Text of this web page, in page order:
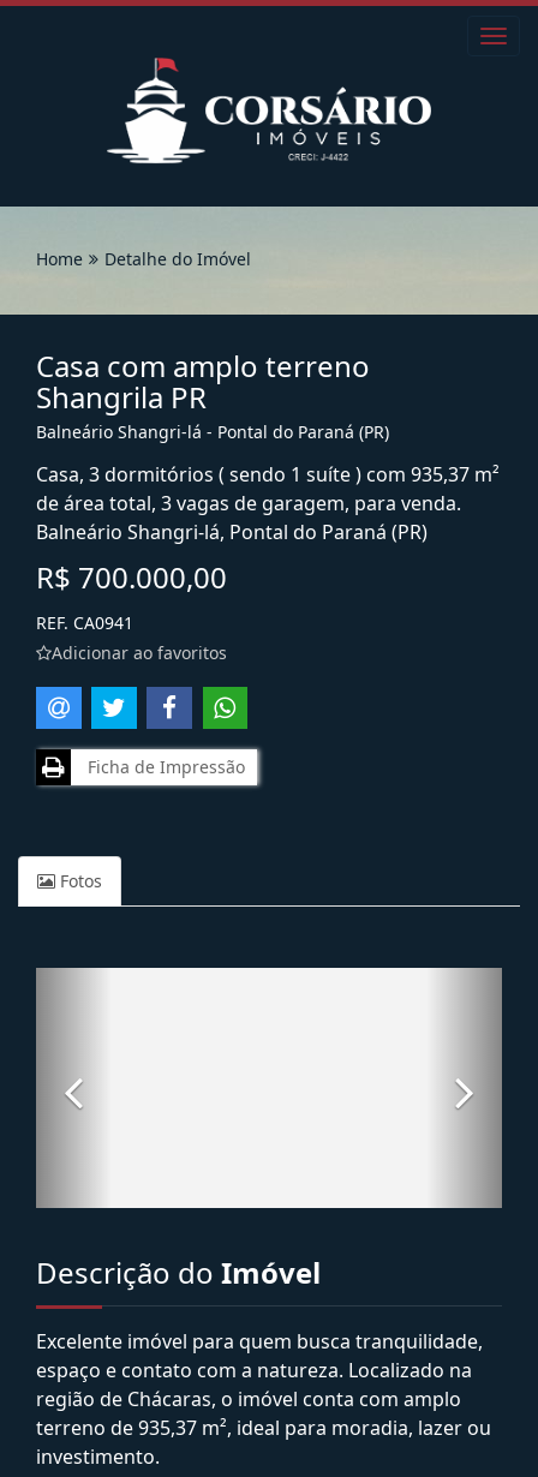
Home Detalhe do Imóvel
Casa com amplo terreno
Shangrila PR
Balneário Shangri-lá - Pontal do Paraná (PR)
Casa, 3 dormitórios ( sendo 1 suíte ) com 935,37 m²
de área total, 3 vagas de garagem, para venda.
Balneário Shangri-lá, Pontal do Paraná (PR)
R$ 700.000,00
REF. CA0941
Adicionar ao favoritos
Ficha de Impressão
Fotos
Descrição do Imóvel
Excelente imóvel para quem busca tranquilidade,
espaço e contato com a natureza. Localizado na
região de Chácaras, o imóvel conta com amplo
terreno de 935,37 m², ideal para moradia, lazer ou
investimento.